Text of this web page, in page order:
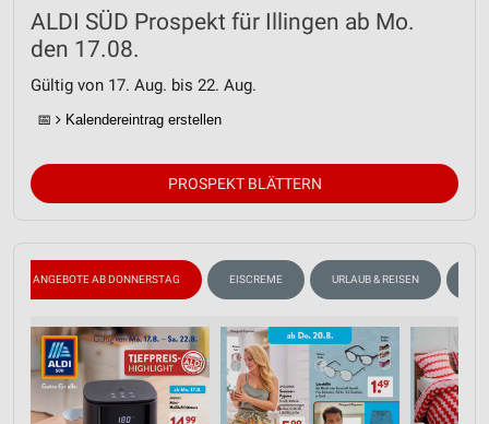
ALDI SÜD Prospekt für Illingen ab Mo.
den 17.08.
Gültig von 17. Aug. bis 22. Aug.
📅 Kalendereintrag erstellen
PROSPEKT BLÄTTERN
ANGEBOTE AB DONNERSTAG EISCREME URLAUB & REISEN